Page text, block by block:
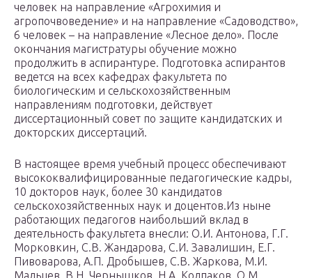
человек на направление «Агрохимия и
агропочвоведение» и на направление «Садоводство»,
6 человек – на направление «Лесное дело». После
окончания магистратуры обучение можно
продолжить в аспирантуре. Подготовка аспирантов
ведется на всех кафедрах факультета по
биологическим и сельскохозяйственным
направлениям подготовки, действует
диссертационный совет по защите кандидатских и
докторских диссертаций.
В настоящее время учебный процесс обеспечивают
высококвалифицированные педагогические кадры,
10 докторов наук, более 30 кандидатов
сельскохозяйственных наук и доцентов.Из ныне
работающих педагогов наибольший вклад в
деятельность факультета внесли: О.И. Антонова, Г.Г.
Морковкин, С.В. Жандарова, С.И. Завалишин, Е.Г.
Пивоварова, А.П. Дробышев, С.В. Жаркова, М.И.
Мальцев, В.Н. Чернышков, Н.А. Колпаков, О.М.